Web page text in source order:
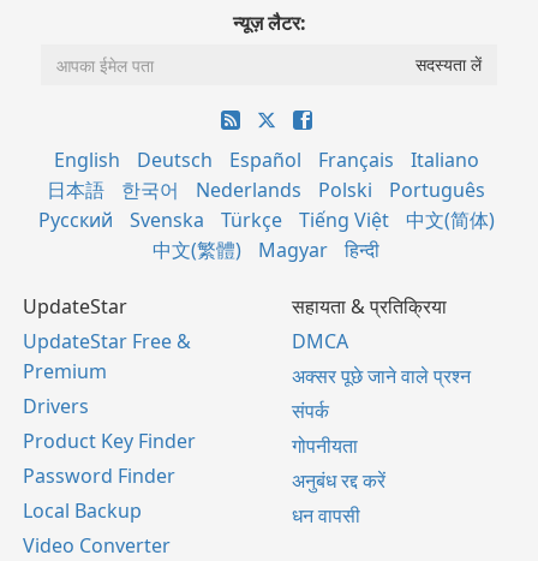
न्यूज़ लैटर:
English Deutsch Español Français
Italiano
日本語
한국어 Nederlands Polski
Português
Русский
Svenska Türkçe Tiếng Việt
中文(简体)
中文(繁體)
Magyar हिन्दी
UpdateStar
UpdateStar Free &
Premium
Drivers
Product Key Finder
Password Finder
Local Backup
Video Converter
सहायता & प्रतिक्रिया
DMCA
अक्सर पूछे जाने वाले प्रश्न
संपर्क
गोपनीयता
अनुबंध रद्द करें
धन वापसी